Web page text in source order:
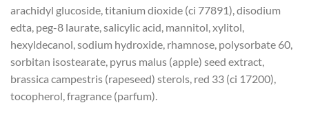
arachidyl glucoside, titanium dioxide (ci 77891), disodium
edta, peg-8 laurate, salicylic acid, mannitol, xylitol,
hexyldecanol, sodium hydroxide, rhamnose, polysorbate 60,
sorbitan isostearate, pyrus malus (apple) seed extract,
brassica campestris (rapeseed) sterols, red 33 (ci 17200),
tocopherol, fragrance (parfum).